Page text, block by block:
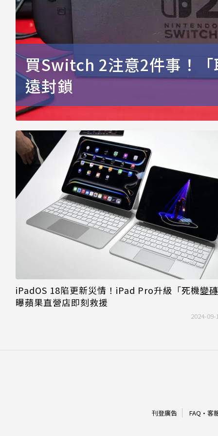
買Switch 2注意2件事！
遠封鎖
iPadOS 18陷更新災情！iPad Pro升級「死機變磚
曝蘋果直營店即刻救援
2024-09-
刊登廣告 FAQ · 客